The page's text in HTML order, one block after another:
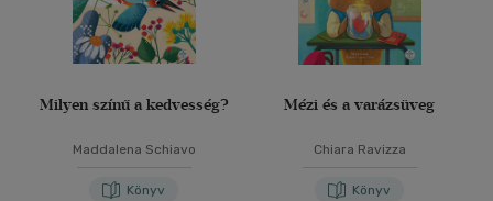
Milyen színű a kedvesség?
Maddalena Schiavo
Könyv
Mézi és a varázsüveg
Chiara Ravizza
Könyv